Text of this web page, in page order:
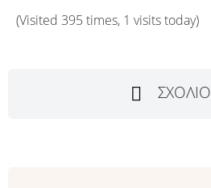
(Visited 395 times, 1 visits today)
ΣΧΌΛΙΟ